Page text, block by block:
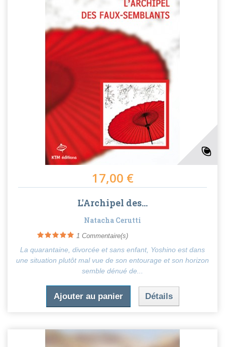
17,00 €
L'Archipel des...
Natacha Cerutti
1 Commentaire(s)
La quarantaine, divorcée et sans enfant, Yoshino est dans
une situation plutôt mal vue de son entourage et son horizon
semble dénué de...
Ajouter au panier Détails